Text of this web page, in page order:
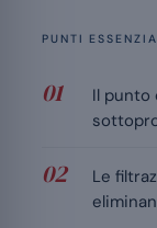
PUNTI
Il punto
Le